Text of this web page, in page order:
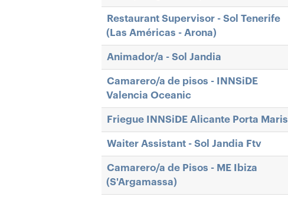
Restaurant Supervisor - Sol Tenerife
(Las Américas - Arona)
Animador/a - Sol Jandia
Camarero/a de pisos - INNSiDE
Valencia Oceanic
Friegue INNSiDE Alicante Porta Maris
Waiter Assistant - Sol Jandia Ftv
Camarero/a de Pisos - ME Ibiza
(S'Argamassa)